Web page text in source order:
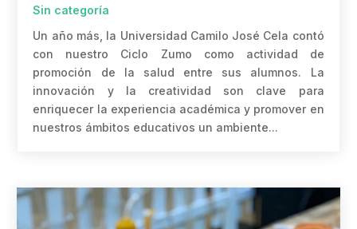
Sin categoría
Un año más, la Universidad Camilo José Cela contó
con nuestro Ciclo Zumo como actividad de
promoción de la salud entre sus alumnos. La
innovación y la creatividad son clave para
enriquecer la experiencia académica y promover en
nuestros ámbitos educativos un ambiente...